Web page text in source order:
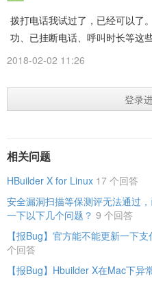
拨打电话我试过了，已经可以了
功、已挂断电话、呼叫时长等这
2018-02-02 11:26
登录
相关问题
HBuilder X for Linux 17 个回答
安全漏洞扫描等保测评无法通过
一下以下几个问题？ 9 个回答
【报Bug】官方能不能更新一下
个回答
【报Bug】Hbuilder X在Mac下异